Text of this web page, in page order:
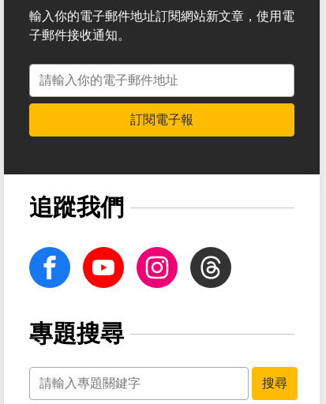
輸入你的電子郵件地址訂閱網站新文章，使用電
子郵件接收通知。
電子郵件地址
訂閱電子報
追蹤我們
facebook Youtube InstagramThreads
專題搜尋
關鍵字
搜尋